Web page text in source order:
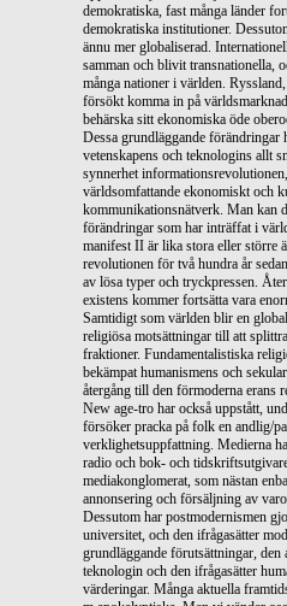
demokratiska, fast många länder
demokratiska institutioner.
ännu mer globaliserad.
samman och blivit transnationella,
många nationer i världen.
försökt komma in på
behärska sitt ekonomiska öde
Dessa grundläggande förändringar
vetenskapens och teknologins allt
synnerhet
världsomfattande ekonomiskt och
kommunikationsnätverk. Man kan
förändringar som har inträffat i
manifest II är lika stora eller större
revolutionen för två hundra år
av lösa typer och tryckpressen.
existens kommer fortsätta vara
Samtidigt som världen blir en
religiösa motsättningar till att
fraktioner. Fundamentalistiska
bekämpat humanismens och
återgång till den förmoderna erans
New age-tro har också uppstått,
försöker pracka på folk en andlig/
verklighetsuppfattning. Medierna
radio och bok- och
mediakonglomerat, som nästan
annonsering och försäljning av
Dessutom har postmodernismen
universitet, och den ifrågasätter
grundläggande förutsättningar, den
teknologin och den ifrågasätter
värderingar. Många aktuella